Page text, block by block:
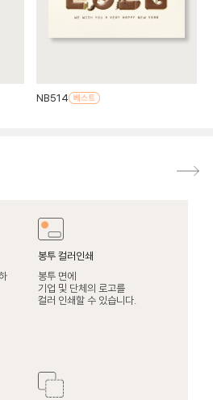
NB514
봉투 컬러인쇄
봉투 면에
기업 및 단체의 로고를
컬러 인쇄할 수 있습니다.